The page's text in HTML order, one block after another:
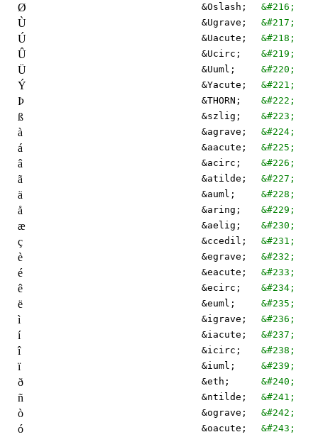
Ø &Oslash; &#216;
Ù &Ugrave; &#217;
Ú &Uacute; &#218;
Û &Ucirc; &#219;
Ü &Uuml; &#220;
Ý &Yacute; &#221;
Þ &THORN; &#222;
ß &szlig; &#223;
à &agrave; &#224;
á &aacute; &#225;
â &acirc; &#226;
ã &atilde; &#227;
ä &auml; &#228;
å &aring; &#229;
æ &aelig; &#230;
ç &ccedil; &#231;
è &egrave; &#232;
é &eacute; &#233;
ê &ecirc; &#234;
ë &euml; &#235;
ì &igrave; &#236;
í &iacute; &#237;
î &icirc; &#238;
ï &iuml; &#239;
ð &eth; &#240;
ñ &ntilde; &#241;
ò &ograve; &#242;
ó &oacute; &#243;